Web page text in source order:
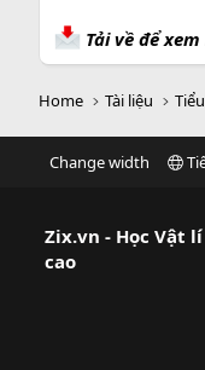
Tải về để
Home Tài liệu
Change width
Zix.vn - Học Vật
cao